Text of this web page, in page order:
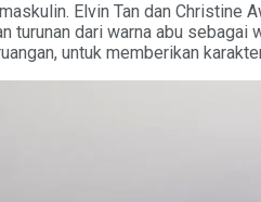
Elvin Tan dan
dari warna abu
untuk memberikan